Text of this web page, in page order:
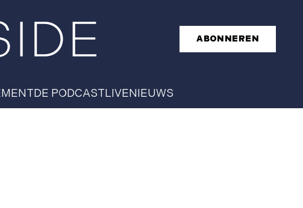
ABONNEREN
DE PODCASTLIVENIEUWS